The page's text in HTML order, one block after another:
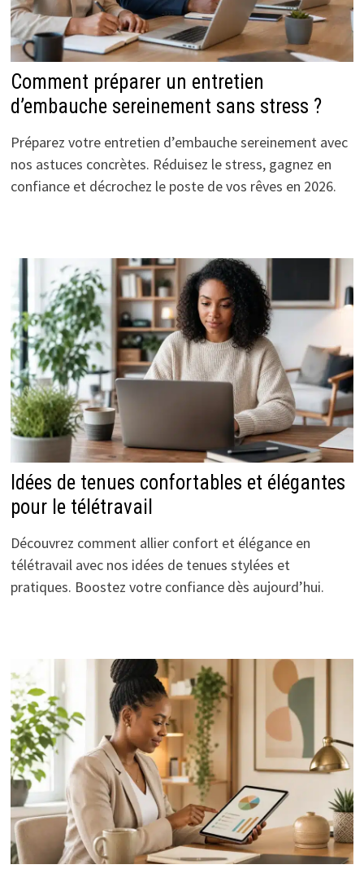
Comment préparer un entretien
d’embauche sereinement sans stress ?
Préparez votre entretien d’embauche sereinement avec
nos astuces concrètes. Réduisez le stress, gagnez en
confiance et décrochez le poste de vos rêves en 2026.
Idées de tenues confortables et élégantes
pour le télétravail
Découvrez comment allier confort et élégance en
télétravail avec nos idées de tenues stylées et
pratiques. Boostez votre confiance dès aujourd’hui.